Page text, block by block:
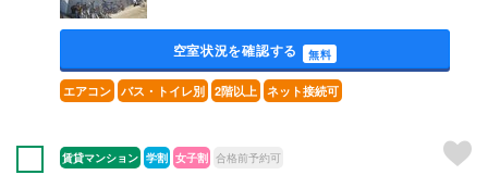
空室状況を確認する 無料
エアコン バス・トイレ別 2階以上 ネット接続可
賃貸マンション 学割 女子割 合格前予約可